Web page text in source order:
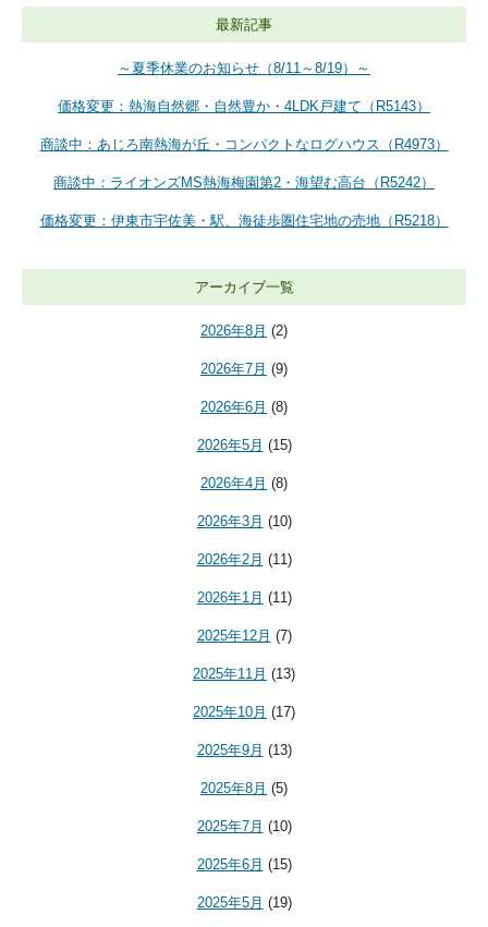
最新記事
～夏季休業のお知らせ（8/11～8/19）～
価格変更：熱海自然郷・自然豊か・4LDK戸建て（R5143）
商談中：あじろ南熱海が丘・コンパクトなログハウス（R4973）
商談中：ライオンズMS熱海梅園第2・海望む高台（R5242）
価格変更：伊東市宇佐美・駅、海徒歩圏住宅地の売地（R5218）
アーカイブ一覧
2026年8月 (2)
2026年7月 (9)
2026年6月 (8)
2026年5月 (15)
2026年4月 (8)
2026年3月 (10)
2026年2月 (11)
2026年1月 (11)
2025年12月 (7)
2025年11月 (13)
2025年10月 (17)
2025年9月 (13)
2025年8月 (5)
2025年7月 (10)
2025年6月 (15)
2025年5月 (19)